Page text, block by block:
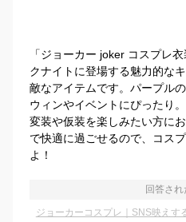
「ジョーカー joker コスプレ
クナイトに登場する魅力的な
敵なアイテムです。パープル
ウィンやイベントにぴったり
変装や仮装を楽しみたい方に
で快適に過ごせるので、コス
よ！
回答され
ジョーカーコスプレ｜SNS映えす